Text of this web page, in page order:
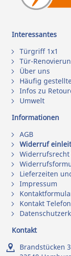
Interessantes
Türgriff 1x1
Tür-
Über uns
Häufig
Infos zu
Umwelt
Informationen
AGB
Widerruf
Lieferzeiten
Impressum
Kontakt Telefon
Kontakt
Brandstücken